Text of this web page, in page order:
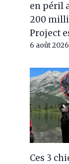
en péril
200
Project
6 août 2026
Ces 3